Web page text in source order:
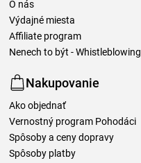
O nás
Výdajné miesta
Affiliate program
Nenech to být - Whistleblowing
Nakupovanie
Ako objednať
Vernostný program Pohodáci
Spôsoby a ceny dopravy
Spôsoby platby